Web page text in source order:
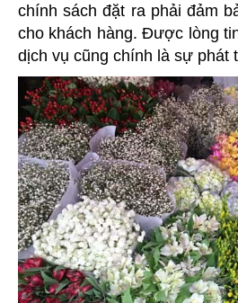
chính sách đặt ra phải đảm
cho khách hàng. Được lòng
dịch vụ cũng chính là sự phát